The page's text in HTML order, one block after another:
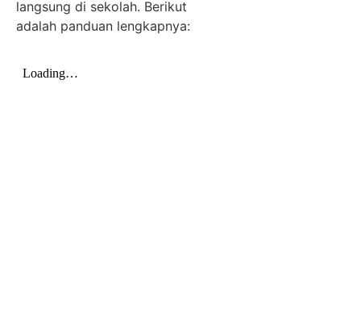
langsung di sekolah. Berikut
adalah panduan lengkapnya: